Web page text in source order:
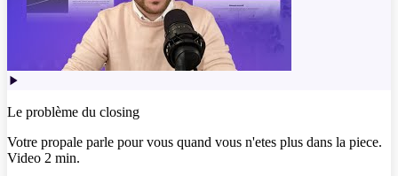
Le problème du closing
Votre propale parle pour vous quand vous n'etes plus dans la piece.
Video 2 min.